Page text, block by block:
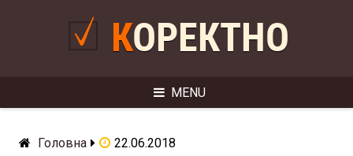
КОРЕКТНО
MENU
Головна 22.06.2018